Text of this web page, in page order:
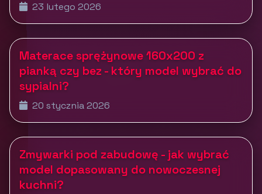
23 lutego 2026
Materace sprężynowe 160x200 z
pianką czy bez - który model wybrać do
sypialni?
20 stycznia 2026
Zmywarki pod zabudowę - jak wybrać
model dopasowany do nowoczesnej
kuchni?